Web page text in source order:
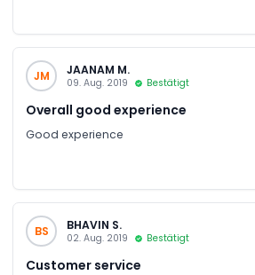
JM JAANAM M.
09. Aug. 2019 Bestätigt
Overall good experience
Good experience
BS BHAVIN S.
02. Aug. 2019 Bestätigt
Customer service